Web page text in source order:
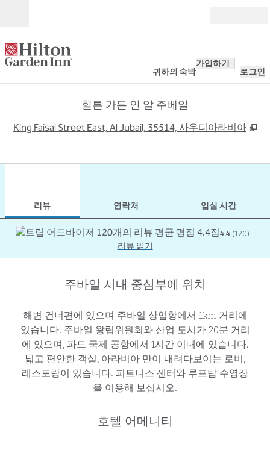
귀하의 숙박
가입하기
로그인
힐튼 가든 인 알 주베일
King Faisal Street East, Al Jubail, 35514, 사우디아라비아 ,
리뷰 연락처 입실 시간
4.4(120)
리뷰 읽기
주바일 시내 중심부에 위치
해변 건너편에 있으며 주바일 상업항에서 1km 거리에
있습니다. 주바일 왕립위원회와 산업 도시가 20분 거리
에 있으며, 파드 국제 공항에서 1시간 이내에 있습니다.
넓고 편안한 객실, 아라비아 만이 내려다보이는 로비,
레스토랑이 있습니다. 피트니스 센터와 루프탑 수영장
을 이용해 보십시오.
호텔 어메니티